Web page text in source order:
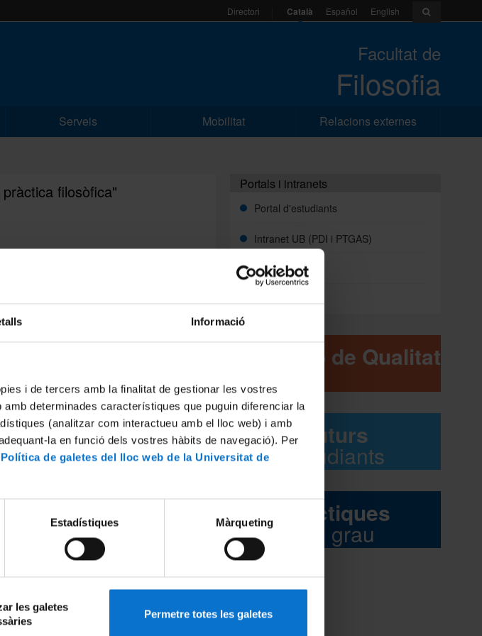
Informació
i de tercers amb la finalitat de gestionar les vostres
determinades característiques que puguin diferenciar la
(analitzar com interactueu amb el lloc web) i amb
la en funció dels vostres hàbits de navegació). Per
Política de galetes del lloc web de la Universitat de
Estadístiques Màrqueting
les galetes
Permetre totes les galetes
Directori Català Español English
Facultat de
Filosofia
Serveis Mobilitat Relacions externes
filosòfica"
com 1 crèdit de lliure elecció.
Portals i intranets
Portal d'estudiants
Intranet UB (PDI i PTGAS)
Campus Virtual
Alumni UB
Comissió de Qualitat
Futurs
estudiants
Pràctiques
del grau